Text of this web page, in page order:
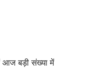
आज बड़ी संख्या में